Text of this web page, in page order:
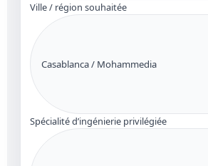
Ville / région souhaitée
Spécialité d’ingénierie privilégiée